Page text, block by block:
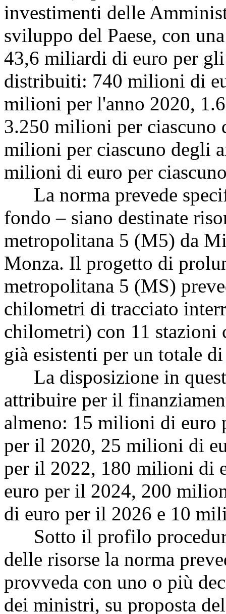
investimenti delle
sviluppo del Paese, con
43,6 miliardi di euro per
distribuiti: 740 milioni di
milioni per l'anno 2020,
3.250 milioni per ciascuno
milioni per ciascuno degli
milioni di euro per
La norma prevede
fondo – siano destinate
metropolitana 5 (M5) da
Monza. Il progetto di
metropolitana 5 (MS)
chilometri di tracciato
chilometri) con 11 stazioni
già esistenti per un totale
La disposizione in
attribuire per il
almeno: 15 milioni di
per il 2020, 25 milioni di
per il 2022, 180 milioni di
euro per il 2024, 200
di euro per il 2026 e 10
Sotto il profilo
delle risorse la norma
provveda con uno o più
dei ministri, su proposta